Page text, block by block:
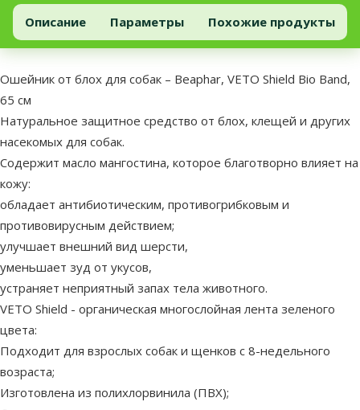
Ошейник от блох для собак – Beaphar, VETO Shield Bio Band, 65
Добавить в корзину
Описание Параметры Похожие продукты
В начало страницы
superzoo.product.detail.content
Ошейник от блох для собак – Beaphar, VETO Shield Bio Band,
65 см
Натуральное защитное средство от блох, клещей и других
насекомых для собак.
Содержит масло мангостина, которое благотворно влияет на
кожу:
обладает антибиотическим, противогрибковым и
противовирусным действием;
улучшает внешний вид шерсти,
уменьшает зуд от укусов,
устраняет неприятный запах тела животного.
VETO Shield - органическая многослойная лента зеленого
цвета:
Подходит для взрослых собак и щенков с 8-недельного
возраста;
Изготовлена из полихлорвинила (ПВХ);